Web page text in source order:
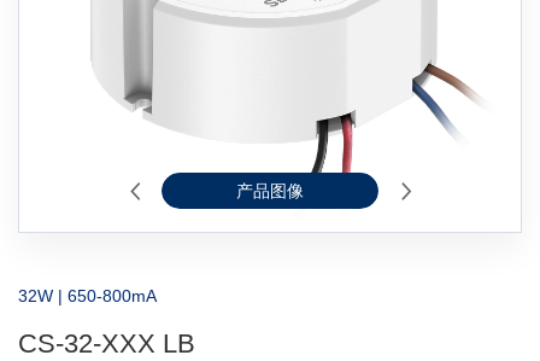
产品图像
32W | 650-800mA
CS-32-XXX LB